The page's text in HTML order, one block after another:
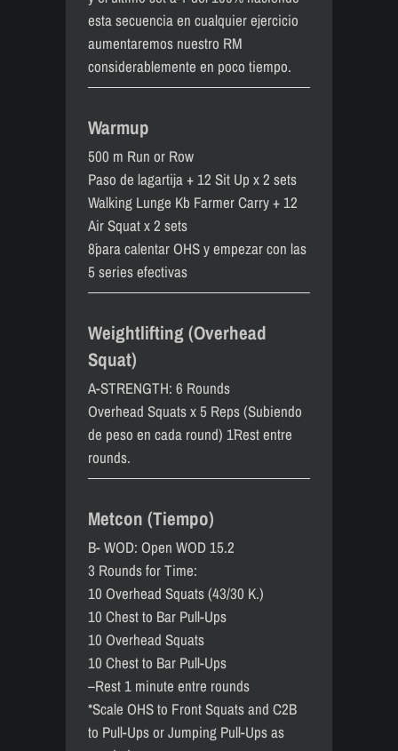
esta secuencia en cualquier ejercicio
aumentaremos nuestro RM
considerablemente en poco tiempo.
Warmup
500 m Run or Row
Paso de lagartija + 12 Sit Up x 2 sets
Walking Lunge Kb Farmer Carry + 12
Air Squat x 2 sets
8´para calentar OHS y empezar con las
5 series efectivas
Weightlifting (Overhead
Squat)
A-STRENGTH: 6 Rounds
Overhead Squats x 5 Reps (Subiendo
de peso en cada round) 1`Rest entre
rounds.
Metcon (Tiempo)
B- WOD: Open WOD 15.2
3 Rounds for Time:
10 Overhead Squats (43/30 K.)
10 Chest to Bar Pull-Ups
10 Overhead Squats
10 Chest to Bar Pull-Ups
–Rest 1 minute entre rounds
*Scale OHS to Front Squats and C2B
to Pull-Ups or Jumping Pull-Ups as